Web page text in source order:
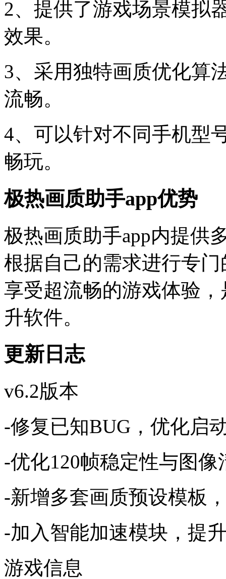
2、提供了游戏场景模拟
效果。
3、采用独特画质优化算
流畅。
4、可以针对不同手机型
畅玩。
极热画质助手app优势
极热画质助手app内提供
根据自己的需求进行专
享受超流畅的游戏体验
升软件。
更新日志
v6.2版本
-修复已知BUG，优化启
-优化120帧稳定性与图像
-新增多套画质预设模板
-加入智能加速模块，提
游戏信息